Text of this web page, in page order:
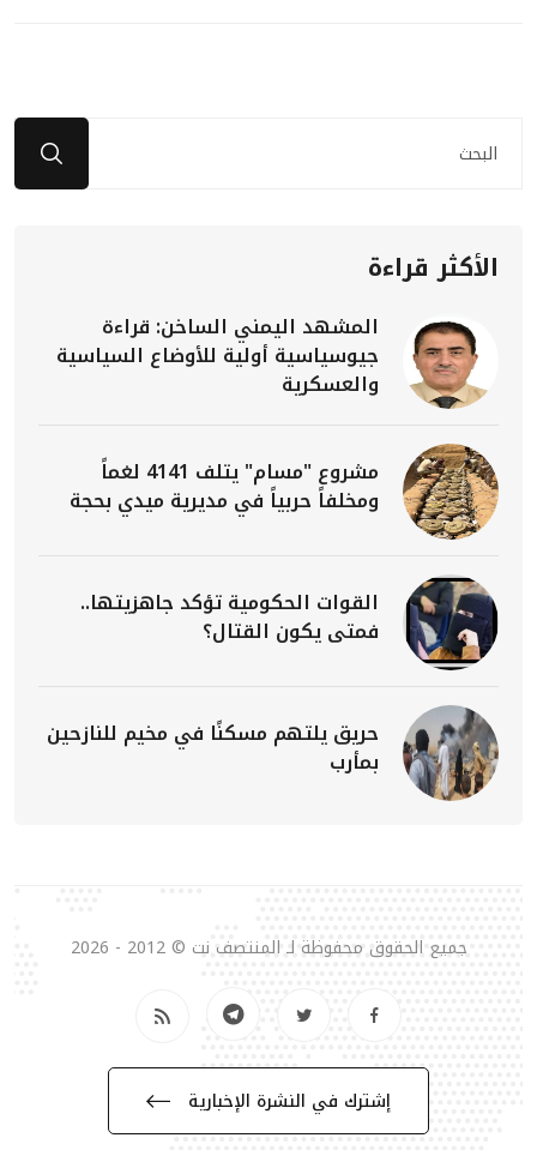
الأكثر قراءة
المشهد اليمني الساخن: قراءة
جيوسياسية أولية للأوضاع السياسية
والعسكرية
مشروع "مسام" يتلف 4141 لغماً
ومخلفاً حربياً في مديرية ميدي بحجة
القوات الحكومية تؤكد جاهزيتها..
فمتى يكون القتال؟
حريق يلتهم مسكنًا في مخيم للنازحين
بمأرب
جميع الحقوق محفوظة لـ المنتصف نت © 2012 - 2026
إشترك في النشرة الإخبارية